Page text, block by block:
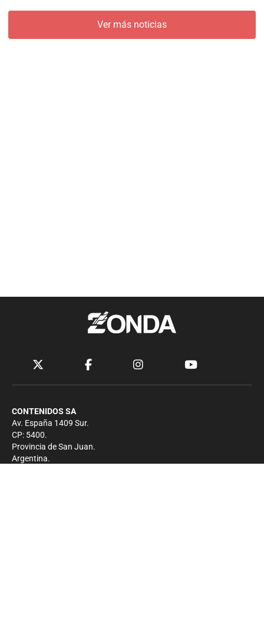
Ver más noticias
CONTENIDOS SA
Av. España 1409 Sur.
CP: 5400.
Provincia de San Juan.
Argentina.